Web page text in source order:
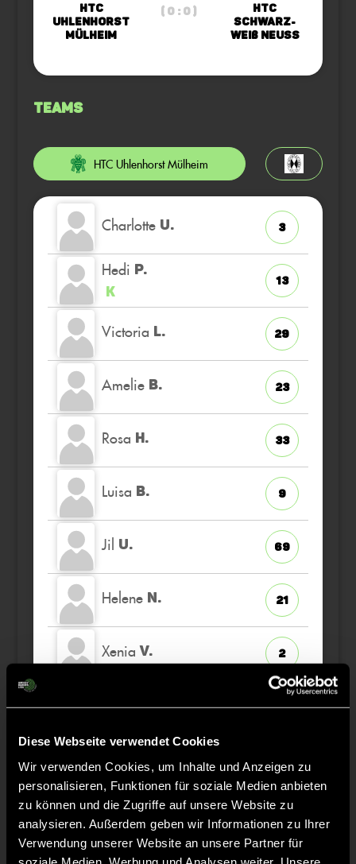
Diese Webseite verwendet Cookies
Wir verwenden Cookies, um Inhalte und Anzeigen zu
personalisieren, Funktionen für soziale Medien anbieten
zu können und die Zugriffe auf unsere Website zu
analysieren. Außerdem geben wir Informationen zu Ihrer
Verwendung unserer Website an unsere Partner für
HTC
Uhlenhorst
Mülheim
( 0 : 0 )
HTC
Schwarz-
Weiß Neuss
Teams
HTC Uhlenhorst Mülheim
Charlotte U. 3
Hedi P.
K
13
Victoria L. 29
Amelie B. 23
Rosa H. 33
Luisa B. 9
Jil U. 69
Helene N. 21
Xenia V. 2
Sophie Julia B. 16
Marissa H.
TW
Lil S. 40